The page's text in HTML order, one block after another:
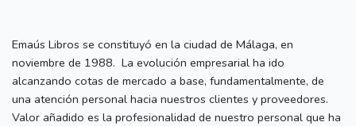
Emaús Libros se constituyó en la ciudad de Málaga, en
noviembre de 1988. La evolución empresarial ha ido
alcanzando cotas de mercado a base, fundamentalmente, de
una atención personal hacia nuestros clientes y proveedores.
Valor añadido es la profesionalidad de nuestro personal que ha